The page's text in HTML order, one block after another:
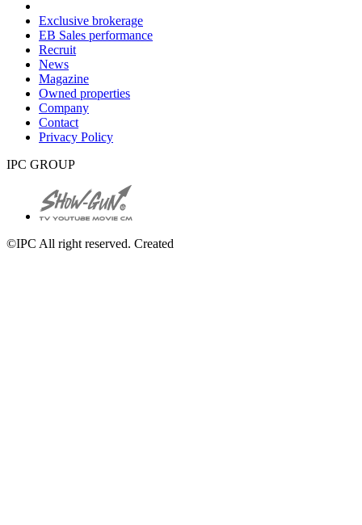
Exclusive brokerage
EB Sales performance
Recruit
News
Magazine
Owned properties
Company
Contact
Privacy Policy
IPC GROUP
©IPC All right reserved. Created